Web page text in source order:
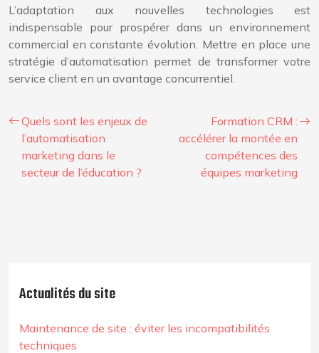
L’adaptation aux nouvelles technologies est
indispensable pour prospérer dans un environnement
commercial en constante évolution. Mettre en place une
stratégie d’automatisation permet de transformer votre
service client en un avantage concurrentiel.
Quels sont les enjeux de
l’automatisation
marketing dans le
secteur de l’éducation ?
Formation CRM :
accélérer la montée en
compétences des
équipes marketing
Actualités du site
Maintenance de site : éviter les incompatibilités
techniques